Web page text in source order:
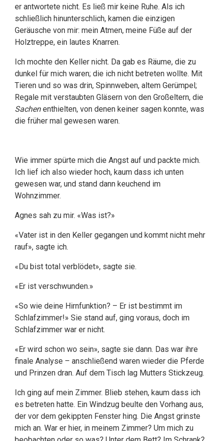
er antwortete nicht. Es ließ mir keine Ruhe. Als ich
schließlich hinunterschlich, kamen die einzigen
Geräusche von mir: mein Atmen, meine Füße auf der
Holztreppe, ein lautes Knarren.
Ich mochte den Keller nicht. Da gab es Räume, die zu
dunkel für mich waren; die ich nicht betreten wollte. Mit
Tieren und so was drin, Spinnweben, altem Gerümpel;
Regale mit verstaubten Gläsern von den Großeltern, die
Sachenenthielten, von denen keiner sagen konnte, was
die früher mal gewesen waren.
Wie immer spürte mich die Angst auf und packte mich.
Ich lief ich also wieder hoch, kaum dass ich unten
gewesen war, und stand dann keuchend im
Wohnzimmer.
Agnes sah zu mir. «Was ist?»
«Vater ist in den Keller gegangen und kommt nicht mehr
rauf», sagte ich.
«Du bist total verblödet», sagte sie.
«Er ist verschwunden.»
«So wie deine Hirnfunktion? – Er ist bestimmt im
Schlafzimmer!» Sie stand auf, ging voraus, doch im
Schlafzimmer war er nicht.
«Er wird schon wo sein», sagte sie dann. Das war ihre
finale Analyse – anschließend waren wieder die Pferde
und Prinzen dran. Auf dem Tisch lag Mutters Stickzeug.
Ich ging auf mein Zimmer. Blieb stehen, kaum dass ich
es betreten hatte. Ein Windzug beulte den Vorhang aus,
der vor dem gekippten Fenster hing. Die Angst grinste
mich an. War er hier, in meinem Zimmer? Um mich zu